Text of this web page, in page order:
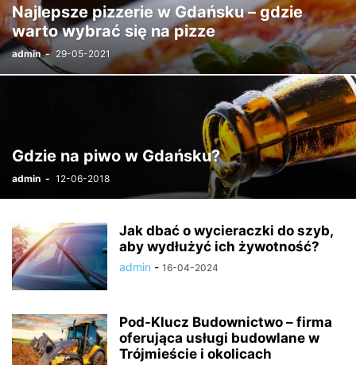
Najlepsze pizzerie w Gdańsku – gdzie
warto wybrać się na pizze
admin - 29-05-2021
Gdzie na piwo w Gdańsku?
admin - 12-06-2018
Jak dbać o wycieraczki do szyb,
aby wydłużyć ich żywotność?
admin - 16-04-2024
Pod-Klucz Budownictwo – firma
oferująca usługi budowlane w
Trójmieście i okolicach